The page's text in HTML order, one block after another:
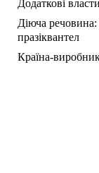
Додаткові
Діюча речовина:
празіквантел
Країна-